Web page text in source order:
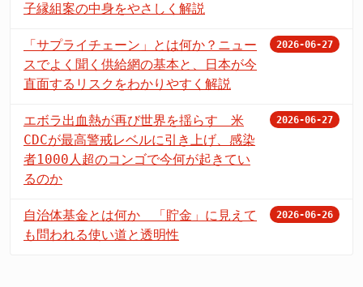
子縁組案の中身をやさしく解説
「サプライチェーン」とは何か？ニュー
スでよく聞く供給網の基本と、日本が今
直面するリスクをわかりやすく解説
2026-06-27
エボラ出血熱が再び世界を揺らす 米
CDCが最高警戒レベルに引き上げ、感染
者1000人超のコンゴで今何が起きてい
るのか
2026-06-27
自治体基金とは何か 「貯金」に見えて
も問われる使い道と透明性
2026-06-26